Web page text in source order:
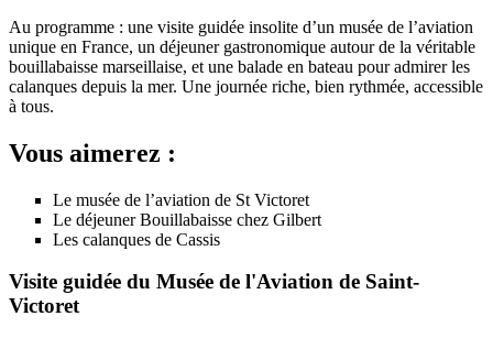
Au programme : une visite guidée insolite d’un musée de l’aviation
unique en France, un déjeuner gastronomique autour de la véritable
bouillabaisse marseillaise, et une balade en bateau pour admirer les
calanques depuis la mer. Une journée riche, bien rythmée, accessible
à tous.
Vous aimerez :
Le musée de l’aviation de St Victoret
Le déjeuner Bouillabaisse chez Gilbert
Les calanques de Cassis
Visite guidée du Musée de l'Aviation de Saint-
Victoret